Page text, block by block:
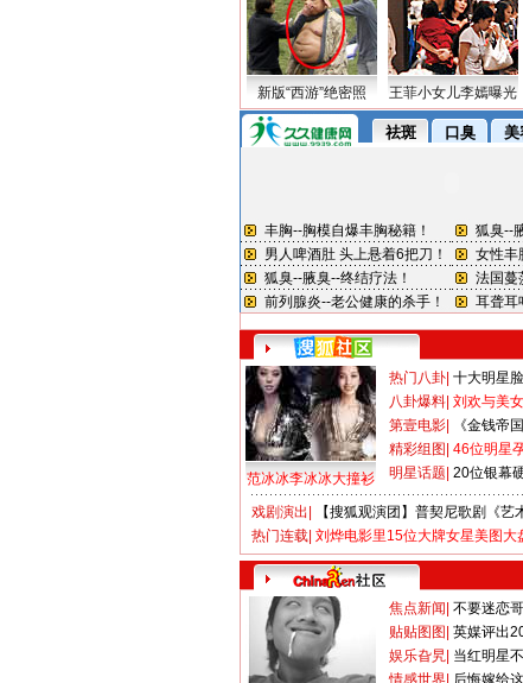
新版“西游”绝密照 王菲小女儿李嫣曝光
范冰冰李冰冰大撞衫
热门八卦 十大明星
八卦爆料 刘欢与美
第壹电影
《金钱帝
精彩组图 46位明星
明星话题 20位银幕
戏剧演出
【搜狐观演团】普契尼歌剧《艺
热门连载 刘烨电影里15位大牌女星美图大
焦点新闻 不要迷恋
贴贴图图 英媒评出
娱乐旮旯 当红明星
情感世界 后悔嫁给